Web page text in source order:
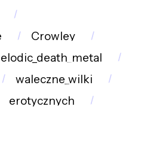
Crowley
waleczne_wilki
erotycznych